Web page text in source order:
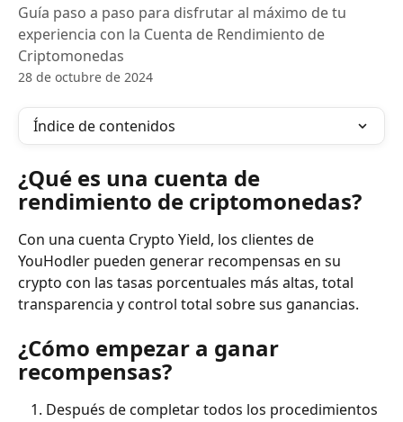
Guía paso a paso para disfrutar al máximo de tu
experiencia con la Cuenta de Rendimiento de
Criptomonedas
28 de octubre de 2024
Índice de contenidos
¿Qué es una cuenta de
rendimiento de criptomonedas?
Con una cuenta Crypto Yield, los clientes de
YouHodler pueden generar recompensas en su
crypto con las tasas porcentuales más altas, total
transparencia y control total sobre sus ganancias.
¿Cómo empezar a ganar
recompensas?
Después de completar todos los procedimientos